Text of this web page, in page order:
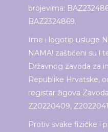
brojevima:
BAZ2324869.
Ime i logotip usluge
NAMA! zaštićeni su i
Državnog zavoda za
Republike Hrvatske,
registar žigova
Z20220409,
Protiv svake fizičke i